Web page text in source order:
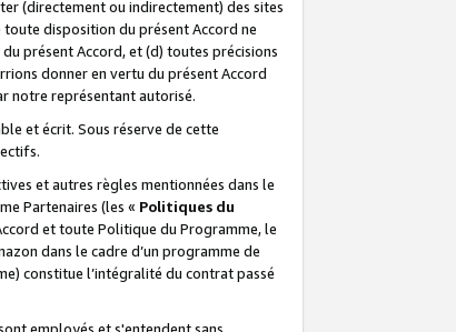
(directement ou indirectement) des sites
disposition du présent Accord ne
présent Accord, et (d) toutes précisions
donner en vertu du présent Accord
notre représentant autorisé.
et écrit. Sous réserve de cette
et autres règles mentionnées dans le
Partenaires (les « Politiques du
et toute Politique du Programme, le
dans le cadre d’un programme de
constitue l’intégralité du contrat passé